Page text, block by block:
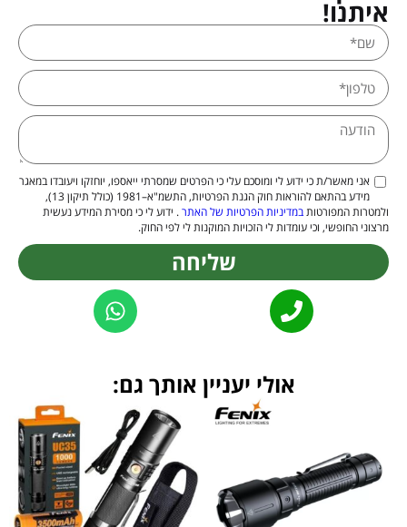
איתנו!
אני מאשר/ת כי ידוע לי ומוסכם עלי כי הפרטים שמסרתי ייאספו, יוחזקו ויעובדו במאגר
מידע בהתאם להוראות חוק הגנת הפרטיות, התשמ"א–1981 (כולל תיקון 13),
ולמטרות המפורטותבמדיניות הפרטיות של האתר. ידוע לי כי מסירת המידע נעשית
מרצוני החופשי, וכי עומדות לי הזכויות המוקנות לי לפי החוק.
שליחה
אולי יעניין אותך גם: